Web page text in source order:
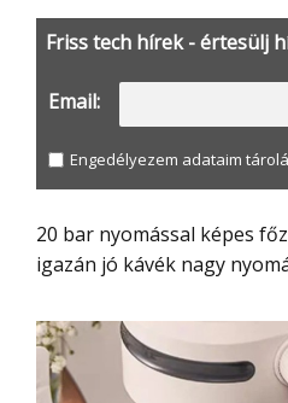
Friss tech hírek - értesülj
Email:
Engedélyezem adataim
20 bar nyomással képes főzni, ami fontos, mert az
igazán jó kávék nagy